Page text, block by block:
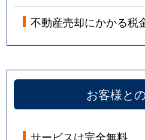
不動産売却にかかる税
お客様と
サービスは完全無料